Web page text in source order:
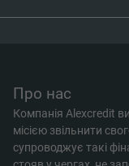
Про нас
Компанія Alexcredit
місією звільнити
супроводжує такі